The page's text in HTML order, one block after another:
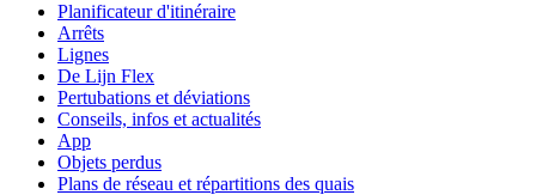
Planificateur d'itinéraire
Arrêts
Lignes
De Lijn Flex
Pertubations et déviations
Conseils, infos et actualités
App
Objets perdus
Plans de réseau et répartitions des quais